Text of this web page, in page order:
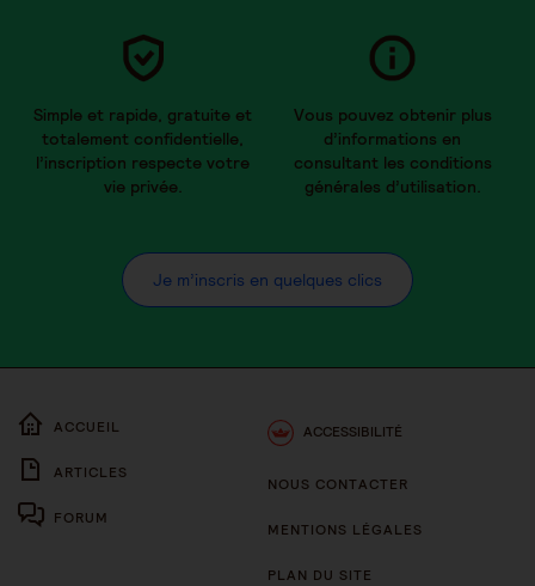
Simple et rapide, gratuite et
totalement confidentielle,
l’inscription respecte votre
vie privée.
Vous pouvez obtenir plus
d’informations en
consultant les conditions
générales d’utilisation.
Je m’inscris en quelques clics
ACCUEIL
ARTICLES
FORUM
ACCESSIBILITÉ
NOUS CONTACTER
MENTIONS LÉGALES
PLAN DU SITE